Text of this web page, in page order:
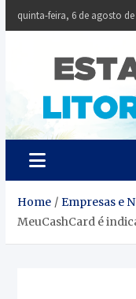
quinta-feira, 6 de agosto de
Home
Empresas e
MeuCashCard é